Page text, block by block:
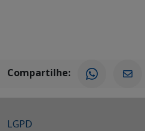
Compartilhe:
LGPD